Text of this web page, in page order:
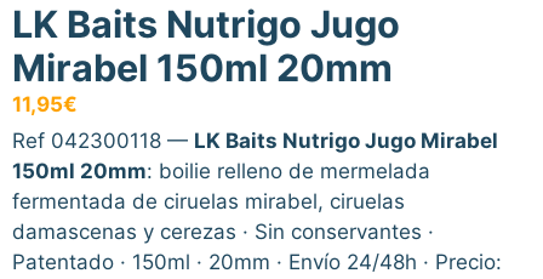
LK Baits Nutrigo Jugo
Mirabel 150ml 20mm
11,95€
Ref 042300118 — LK Baits Nutrigo Jugo Mirabel
150ml 20mm: boilie relleno de mermelada
fermentada de ciruelas mirabel, ciruelas
damascenas y cerezas · Sin conservantes ·
Patentado · 150ml · 20mm · Envío 24/48h · Precio: